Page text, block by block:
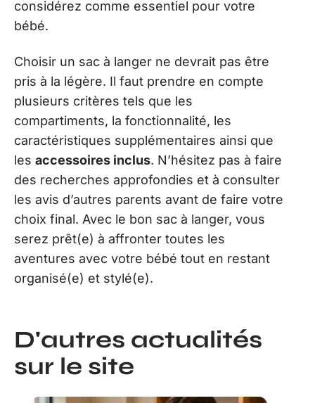
considérez comme essentiel pour votre
bébé.
Choisir un sac à langer ne devrait pas être
pris à la légère. Il faut prendre en compte
plusieurs critères tels que les
compartiments, la fonctionnalité, les
caractéristiques supplémentaires ainsi que
les accessoires inclus. N’hésitez pas à faire
des recherches approfondies et à consulter
les avis d’autres parents avant de faire votre
choix final. Avec le bon sac à langer, vous
serez prêt(e) à affronter toutes les
aventures avec votre bébé tout en restant
organisé(e) et stylé(e).
D'autres actualités
sur le site